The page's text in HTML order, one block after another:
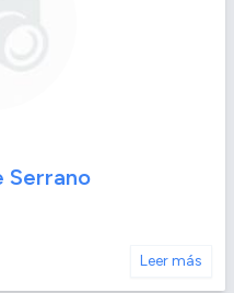
Serrano
Leer más